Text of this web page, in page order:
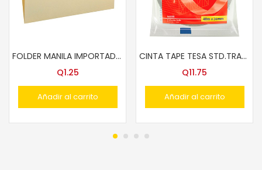
FOLDER MANILA IMPORTADO CARTA
Q1.25
Añadir al carrito
CINTA TAPE TESA STD.TRANSP. 1X40
Q11.75
Añadir al carrito